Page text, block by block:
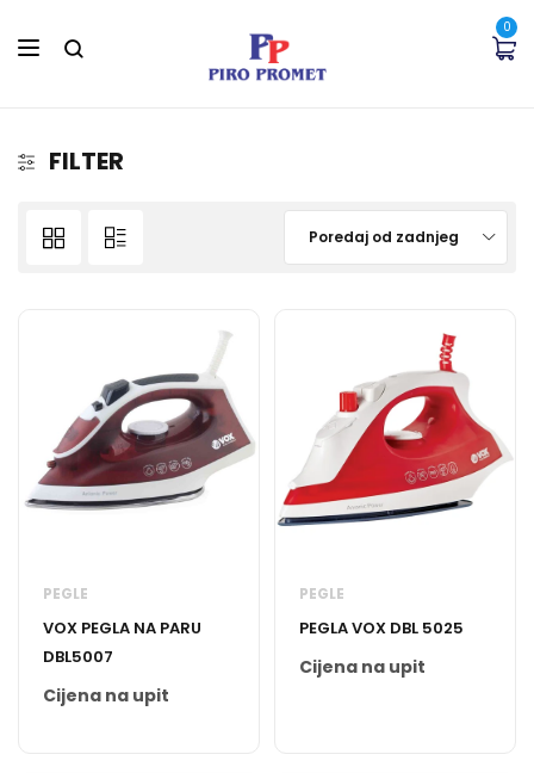
0
FILTER
Poredaj od zadnjeg
PEGLE
VOX PEGLA NA PARU
DBL5007
Cijena na upit
PEGLE
PEGLA VOX DBL 5025
Cijena na upit